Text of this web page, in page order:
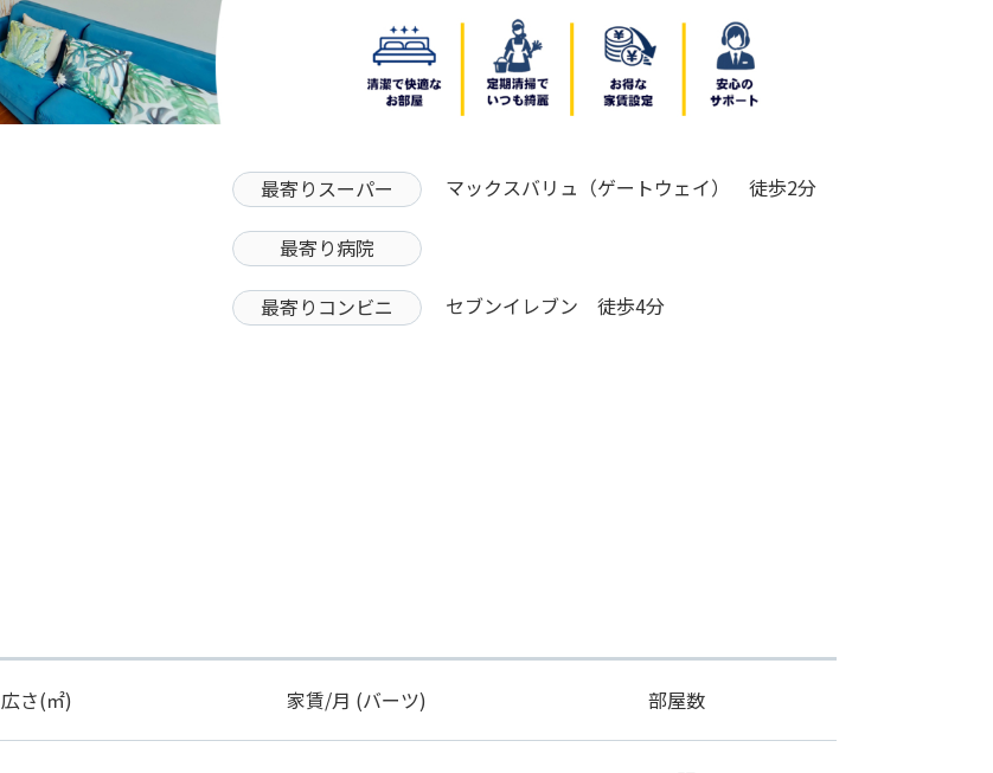
最寄りスーパー マックスバリュ（ゲートウェイ） 徒歩2分
最寄り病院
最寄りコンビニ セブンイレブン 徒歩4分
広さ(㎡) 家賃/月 (バーツ) 部屋数